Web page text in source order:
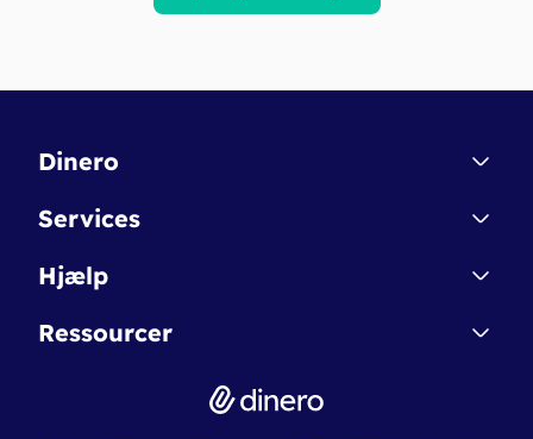
Dinero
Kontakt
Betingelser & Sikkerhed
Nye funktioner
Services
Dinero Starter
Dinero Pro
Hjælp
Regnskabsordbogen
Ressourcer